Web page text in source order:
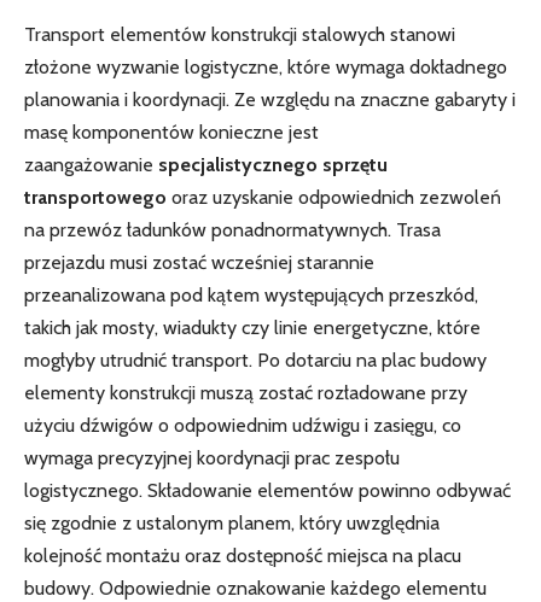
Transport elementów konstrukcji stalowych stanowi
złożone wyzwanie logistyczne, które wymaga dokładnego
planowania i koordynacji. Ze względu na znaczne gabaryty i
masę komponentów konieczne jest
zaangażowanie specjalistycznego sprzętu
transportowego oraz uzyskanie odpowiednich zezwoleń
na przewóz ładunków ponadnormatywnych. Trasa
przejazdu musi zostać wcześniej starannie
przeanalizowana pod kątem występujących przeszkód,
takich jak mosty, wiadukty czy linie energetyczne, które
mogłyby utrudnić transport. Po dotarciu na plac budowy
elementy konstrukcji muszą zostać rozładowane przy
użyciu dźwigów o odpowiednim udźwigu i zasięgu, co
wymaga precyzyjnej koordynacji prac zespołu
logistycznego. Składowanie elementów powinno odbywać
się zgodnie z ustalonym planem, który uwzględnia
kolejność montażu oraz dostępność miejsca na placu
budowy. Odpowiednie oznakowanie każdego elementu